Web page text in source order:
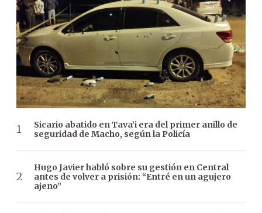
Sicario abatido en Tava’i era del primer anillo de
seguridad de Macho, según la Policía
Hugo Javier habló sobre su gestión en Central
antes de volver a prisión: “Entré en un agujero
ajeno”